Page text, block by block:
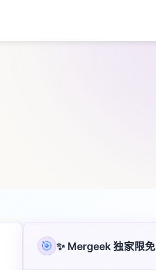
✨ Mergeek 独家限免
🎯